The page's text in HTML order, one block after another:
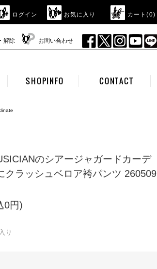
ログイン お気に入り カート(0)
解除 お問い合わせ
SHOPINFO CONTACT
のシアージャガードカーデ
クラッシュベロア袴パンツ 260509
0円)
り